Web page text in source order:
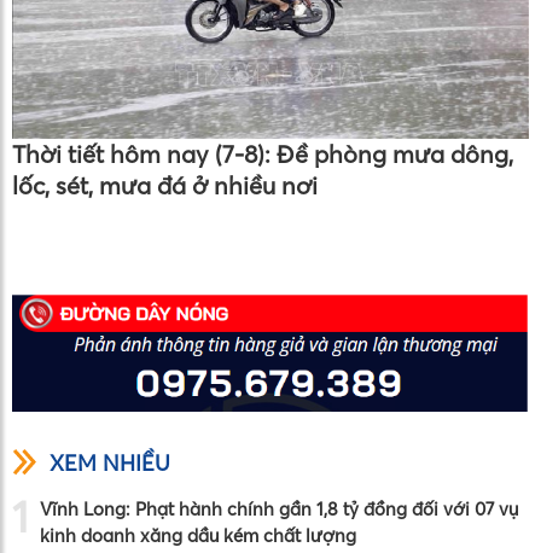
Thời tiết hôm nay (7-8): Đề phòng mưa dông,
lốc, sét, mưa đá ở nhiều nơi
XEM NHIỀU
1
Vĩnh Long: Phạt hành chính gần 1,8 tỷ đồng đối với 07 vụ
kinh doanh xăng dầu kém chất lượng